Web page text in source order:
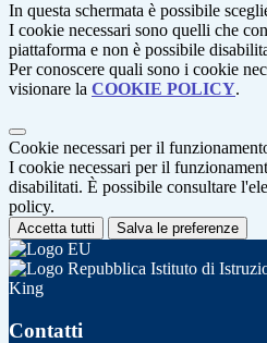
In questa schermata è possibile
I cookie necessari sono quelli che
piattaforma e non è possibile
Per conoscere quali sono i cookie
visionare la COOKIE POLICY.
Cookie necessari per il
I cookie necessari per il
disabilitati. È possibile consultare
policy.
Accetta tutti Salva le preferenze
Istituto di
King
Contatti